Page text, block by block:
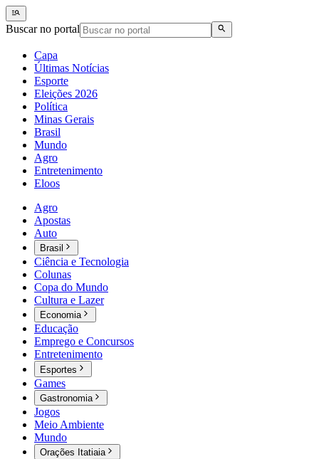
Buscar no portal
Capa
Últimas Notícias
Esporte
Eleições 2026
Política
Minas Gerais
Brasil
Mundo
Agro
Entretenimento
Eloos
Agro
Apostas
Auto
Brasil
Ciência e Tecnologia
Colunas
Copa do Mundo
Cultura e Lazer
Economia
Educação
Emprego e Concursos
Entretenimento
Esportes
Games
Gastronomia
Jogos
Meio Ambiente
Mundo
Orações Itatiaia